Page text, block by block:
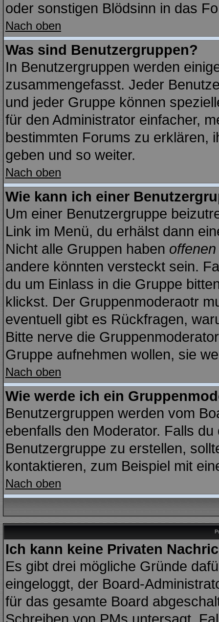
oder sonstigen Blödsinn in das
Nach oben
Was sind Benutzergruppen?
In Benutzergruppen werden
zusammengefasst. Jeder
und jeder Gruppe können
für den Administrator einfacher,
bestimmten Forums zu erklären,
geben und so weiter.
Nach oben
Wie kann ich einer
Um einer Benutzergruppe
Link im Menü, du erhälst dann
Nicht alle Gruppen haben
andere könnten versteckt sein.
du um Einlass in die Gruppe
klickst. Der Gruppenmoderaotr
eventuell gibt es Rückfragen,
Bitte nerve die
Gruppe aufnehmen wollen, sie
Nach oben
Wie werde ich ein
Benutzergruppen werden vom
ebenfalls den Moderator. Falls
Benutzergruppe zu erstellen,
kontaktieren, zum Beispiel mit
Nach oben
Ich kann keine Privaten
Es gibt drei mögliche Gründe
eingeloggt, der Board-
für das gesamte Board